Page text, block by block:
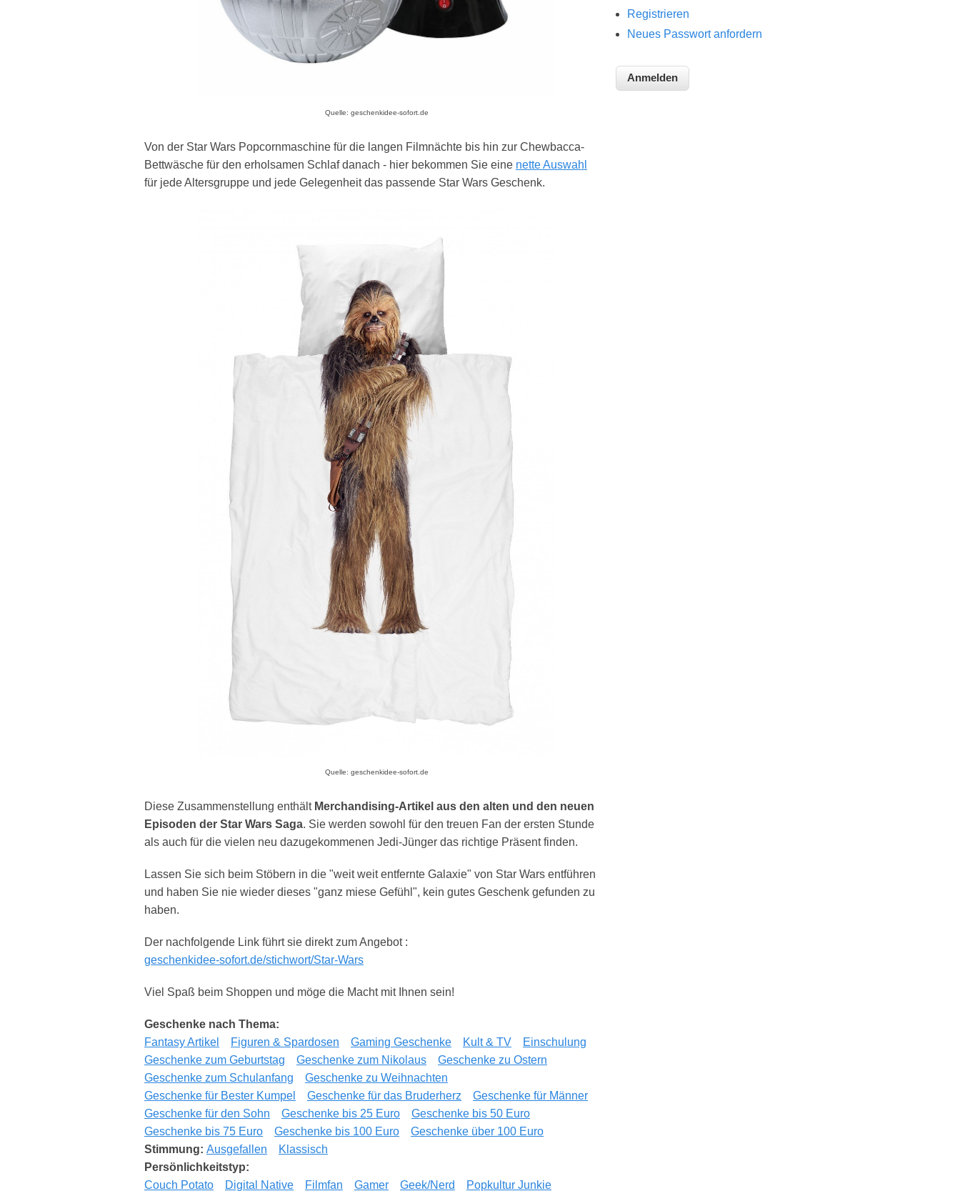
Quelle: geschenkidee-sofort.de
Von der Star Wars Popcornmaschine für die langen Filmnächte bis hin zur Chewbacca-
Bettwäsche für den erholsamen Schlaf danach - hier bekommen Sie eine nette Auswahl
für jede Altersgruppe und jede Gelegenheit das passende Star Wars Geschenk.
Quelle: geschenkidee-sofort.de
Diese Zusammenstellung enthält Merchandising-Artikel aus den alten und den neuen
Episoden der Star Wars Saga. Sie werden sowohl für den treuen Fan der ersten Stunde
als auch für die vielen neu dazugekommenen Jedi-Jünger das richtige Präsent finden.
Lassen Sie sich beim Stöbern in die "weit weit entfernte Galaxie" von Star Wars entführen
und haben Sie nie wieder dieses "ganz miese Gefühl", kein gutes Geschenk gefunden zu
haben.
Der nachfolgende Link führt sie direkt zum Angebot :
geschenkidee-sofort.de/stichwort/Star-Wars
Viel Spaß beim Shoppen und möge die Macht mit Ihnen sein!
Geschenke nach Thema:
Fantasy Artikel
Figuren & Spardosen Gaming Geschenke Kult & TV
Einschulung
Geschenke zum Geburtstag
Geschenke zum Nikolaus
Geschenke zu Ostern
Geschenke zum Schulanfang
Geschenke zu Weihnachten
Geschenke für Bester Kumpel
Geschenke für das Bruderherz
Geschenke für Männer
Geschenke für den Sohn
Geschenke bis 25 Euro
Geschenke bis 50 Euro
Geschenke bis 75 Euro
Geschenke bis 100 Euro
Geschenke über 100 Euro
Stimmung: Ausgefallen
Klassisch
Persönlichkeitstyp:
Couch Potato
Digital Native Filmfan Gamer Geek/Nerd Popkultur Junkie
Registrieren
Neues Passwort anfordern